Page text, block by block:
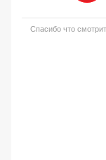
Спасибо что